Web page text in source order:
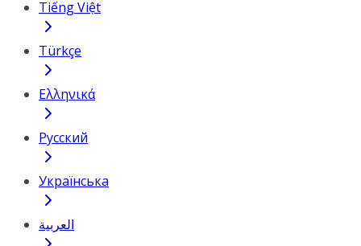
Tiếng Việt
Türkçe
Ελληνικά
Русский
Українська
العربية